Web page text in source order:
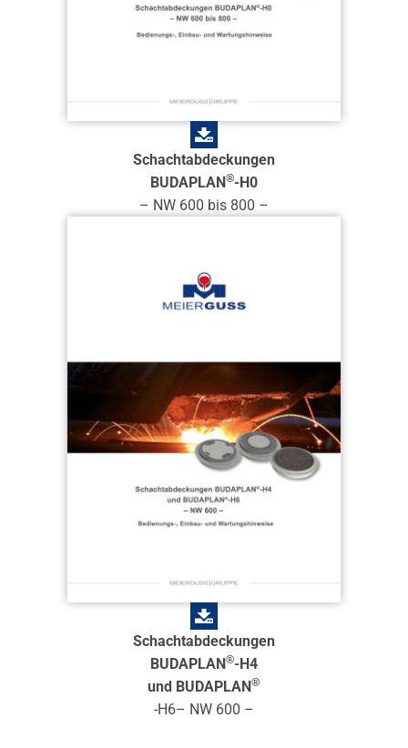
Schachtabdeckungen
BUDAPLAN®-H0
– NW 600 bis 800 –
Schachtabdeckungen
BUDAPLAN®-H4
und BUDAPLAN®
-H6– NW 600 –